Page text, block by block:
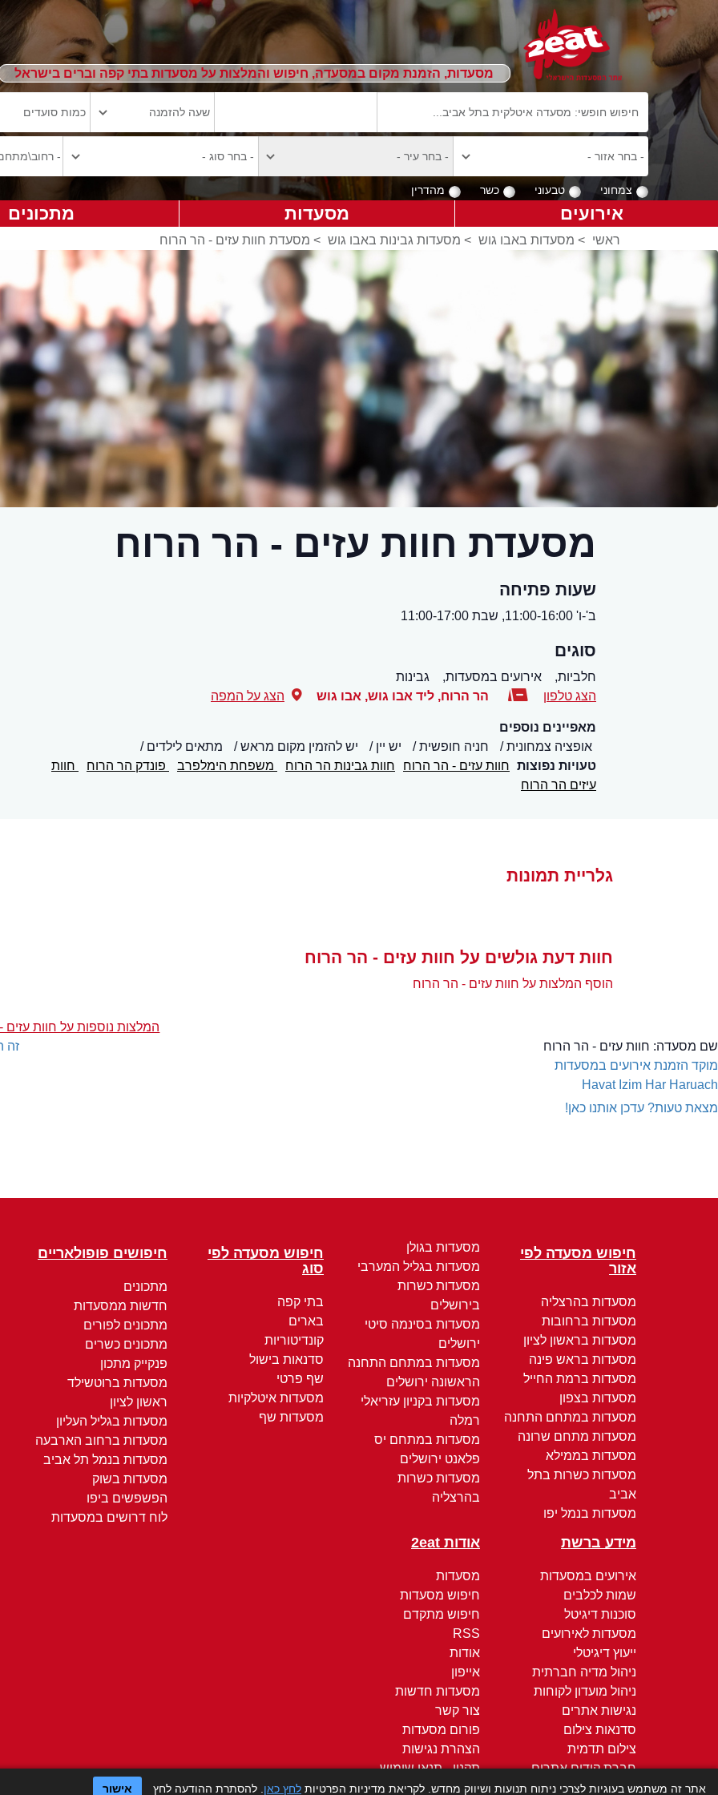
מסעדות, הזמנת מקום במסעדה, חיפוש והמלצות על מסעדות בתי קפה וברים בישראל
צמחוני טבעוני כשר מהדרין
אירועים מסעדות מתכונים
ראשי > מסעדות באבו גוש > מסעדות גבינות באבו גוש > מסעדת חוות עזים - הר הרוח
מסעדת חוות עזים - הר הרוח
שעות פתיחה
ב'-ו' 11:00-16:00, שבת 11:00-17:00
סוגים
חלביות, אירועים במסעדות,
גבינות
הצג טלפון
הר הרוח, ליד אבו גוש, אבו גוש הצג על המפה
מאפיינים נוספים
אופציה צמחונית
חניה חופשית יש יין יש להזמין מקום מראש
מתאים לילדים
טעויות נפוצות חוות עזים - הר הרוח חוות גבינות הר הרוח משפחת הימלפרב פונדק הר הרוח
חוות
עיזים הר הרוח
גלריית תמונות
חוות דעת גולשים על חוות עזים - הר הרוח
הוסף המלצות על חוות עזים - הר הרוח
המלצות נוספות על חוות עזים
זה שם מסעדה: חוות עזים - הר הרוח
מוקד הזמנת אירועים במסעדות
Havat Izim Har Haruach
מצאת טעות? עדכן אותנו כאן!
חיפוש מסעדה לפי
אזור
מסעדות בהרצליה
מסעדות ברחובות
מסעדות בראשון לציון
מסעדות בראש פינה
מסעדות ברמת החייל
מסעדות בצפון
מסעדות במתחם התחנה
מסעדות מתחם שרונה
מסעדות בממילא
מסעדות כשרות בתל
אביב
מסעדות בנמל יפו
מסעדות בגולן
מסעדות בגליל המערבי
מסעדות כשרות
בירושלים
מסעדות בסינמה סיטי
ירושלים
מסעדות במתחם התחנה
הראשונה ירושלים
מסעדות בקניון עזריאלי
רמלה
מסעדות במתחם יס
פלאנט ירושלים
מסעדות כשרות
בהרצליה
חיפוש מסעדה לפי
סוג
בתי קפה
בארים
קונדיטוריות
סדנאות בישול
שף פרטי
מסעדות איטלקיות
מסעדות שף
חיפושים פופולאריים
מתכונים
חדשות ממסעדות
מתכונים לפורים
מתכונים כשרים
פנקייק מתכון
מסעדות ברוטשילד
ראשון לציון
מסעדות בגליל העליון
מסעדות ברחוב הארבעה
מסעדות בנמל תל אביב
מסעדות בשוק
הפשפשים ביפו
לוח דרושים במסעדות
מידע ברשת
אירועים במסעדות
שמות לכלבים
סוכנות דיגיטל
מסעדות לאירועים
ייעוץ דיגיטלי
ניהול מדיה חברתית
ניהול מועדון לקוחות
נגישות אתרים
סדנאות צילום
צילום תדמית
חברת קידום אתרים
קידום ממומן
אודות 2eat
מסעדות
חיפוש מסעדות
חיפוש מתקדם
RSS
אודות
אייפון
מסעדות חדשות
צור קשר
פורום מסעדות
הצהרת נגישות
תקנון - תנאי שימוש
מדיניות הפרטיות
אתר זה משתמש בעוגיות לצרכי ניתוח תנועות ושיווק מחדש. לקריאת מדיניות הפרטיות לחץ כאן . להסתרת ההודעה לחץ אישור